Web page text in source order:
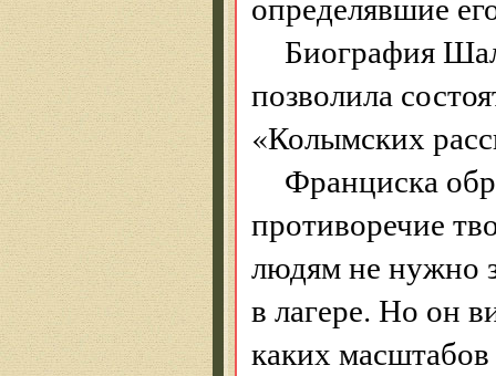
Биография
позволила
«Колымских
Франциска
противоречие
людям не нужно
в лагере. Но он
каких